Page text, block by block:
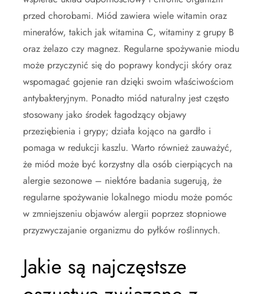
przed chorobami. Miód zawiera wiele witamin oraz
minerałów, takich jak witamina C, witaminy z grupy B
oraz żelazo czy magnez. Regularne spożywanie miodu
może przyczynić się do poprawy kondycji skóry oraz
wspomagać gojenie ran dzięki swoim właściwościom
antybakteryjnym. Ponadto miód naturalny jest często
stosowany jako środek łagodzący objawy
przeziębienia i grypy; działa kojąco na gardło i
pomaga w redukcji kaszlu. Warto również zauważyć,
że miód może być korzystny dla osób cierpiących na
alergie sezonowe – niektóre badania sugerują, że
regularne spożywanie lokalnego miodu może pomóc
w zmniejszeniu objawów alergii poprzez stopniowe
przyzwyczajanie organizmu do pyłków roślinnych.
Jakie są najczęstsze